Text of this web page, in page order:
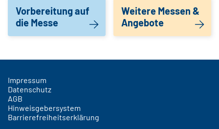
Vorbereitung auf
die Messe
Weitere Messen &
Angebote
Impressum
Datenschutz
AGB
Hinweisgebersystem
Barrierefreiheitserklärung